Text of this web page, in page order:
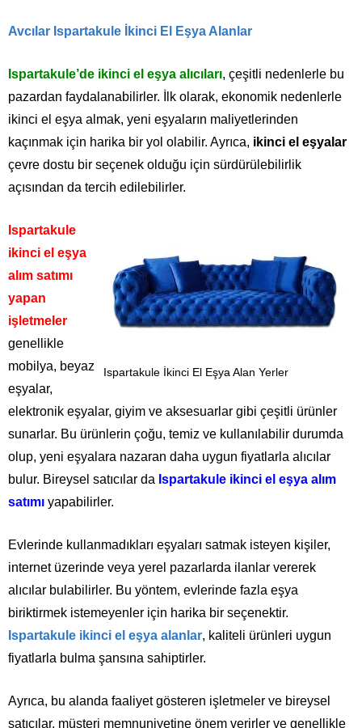
Avcılar Ispartakule İkinci El Eşya Alanlar
Ispartakule’de ikinci el eşya alıcıları, çeşitli nedenlerle bu
pazardan faydalanabilirler. İlk olarak, ekonomik nedenlerle
ikinci el eşya almak, yeni eşyaların maliyetlerinden
kaçınmak için harika bir yol olabilir. Ayrıca, ikinci el eşyalar
çevre dostu bir seçenek olduğu için sürdürülebilirlik
açısından da tercih edilebilirler.
Ispartakule İkinci El Eşya Alan Yerler
Ispartakule
ikinci el eşya
alım satımı
yapan
işletmeler
genellikle
mobilya, beyaz
eşyalar,
elektronik eşyalar, giyim ve aksesuarlar gibi çeşitli ürünler
sunarlar. Bu ürünlerin çoğu, temiz ve kullanılabilir durumda
olup, yeni eşyalara nazaran daha uygun fiyatlarla alıcılar
bulur. Bireysel satıcılar da Ispartakule ikinci el eşya alım
satımı yapabilirler.
Evlerinde kullanmadıkları eşyaları satmak isteyen kişiler,
internet üzerinde veya yerel pazarlarda ilanlar vererek
alıcılar bulabilirler. Bu yöntem, evlerinde fazla eşya
biriktirmek istemeyenler için harika bir seçenektir.
Ispartakule ikinci el eşya alanlar, kaliteli ürünleri uygun
fiyatlarla bulma şansına sahiptirler.
Ayrıca, bu alanda faaliyet gösteren işletmeler ve bireysel
satıcılar, müşteri memnuniyetine önem verirler ve genellikle